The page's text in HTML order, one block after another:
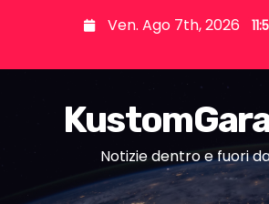
Ven. Ago 7th, 2026
Notizie dentro e fuori